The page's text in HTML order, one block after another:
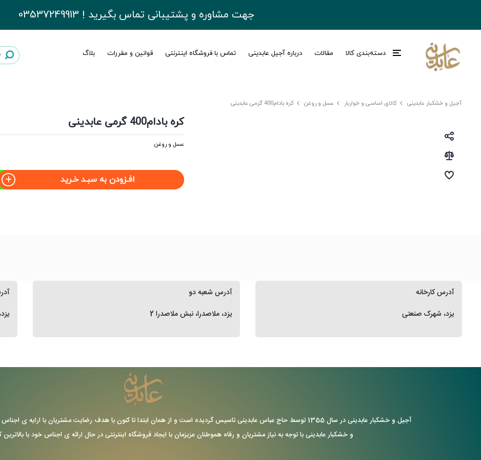
جهت مشاوره و پشتیبانی تماس بگیرید ! 03537249913
دسته‌بندی کالا مقالات درباره آجیل عابدینی تماس با فروشگاه اینترنتی قوانین و مقررات بلاگ
آجیل و خشکبار عابدینی کالای اساسی و خواربار عسل و روغن کره بادام400 گرمی عابدینی
کره بادام400 گرمی عابدینی
عسل و روغن
افـزودن به سبـد خـرید
آدرس شعبه دو
یزد، ملاصدرا، نبش ملاصدرا 2
آدرس کارخانه
یزد، شهرک صنعتی
آجیل و خشکبار عابدینی در سال 1355 توسط حاج عباس عابدینی تاسیس گردیده است و از همان ابتدا تا کنون با هدف رضایت مشتریان با
و خشکبار عابدینی با توجه به نیاز مشتریان و رفاه هموطنان عزیزمان با ایجاد فروشگاه اینترنتی در حال ارائه ی اجناس خود با